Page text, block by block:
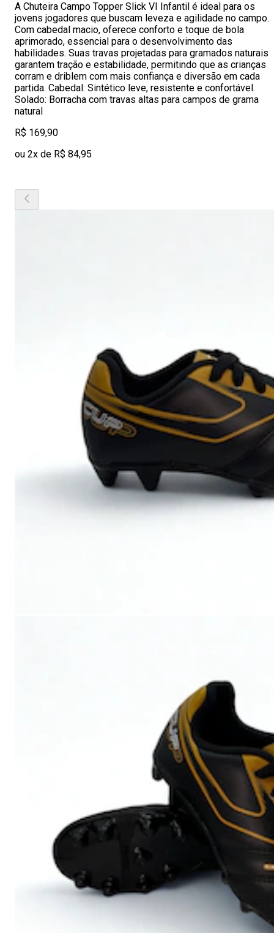
A Chuteira Campo Topper Slick VI Infantil é ideal para os
jovens jogadores que buscam leveza e agilidade no campo.
Com cabedal macio, oferece conforto e toque de bola
aprimorado, essencial para o desenvolvimento das
habilidades. Suas travas projetadas para gramados naturais
garantem tração e estabilidade, permitindo que as crianças
corram e driblem com mais confiança e diversão em cada
partida. Cabedal: Sintético leve, resistente e confortável.
Solado: Borracha com travas altas para campos de grama
natural
R$ 169,90
ou 2x de R$ 84,95